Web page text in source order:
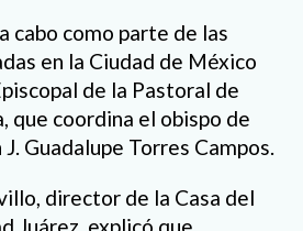
cabo como parte de las
en la Ciudad de México
de la Pastoral de
que coordina el obispo de
Guadalupe Torres Campos.
director de la Casa del
Juárez, explicó que